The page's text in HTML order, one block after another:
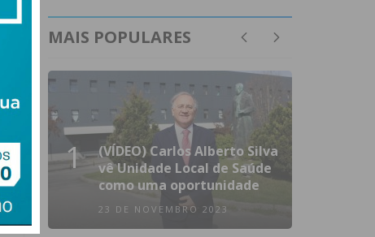
MAIS POPULARES
1
(VÍDEO) Carlos Alberto Silva
vê Unidade Local de Saúde
como uma oportunidade
23 DE NOVEMBRO 2023